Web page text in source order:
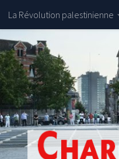
Skip to content
La Révolution palestinienne